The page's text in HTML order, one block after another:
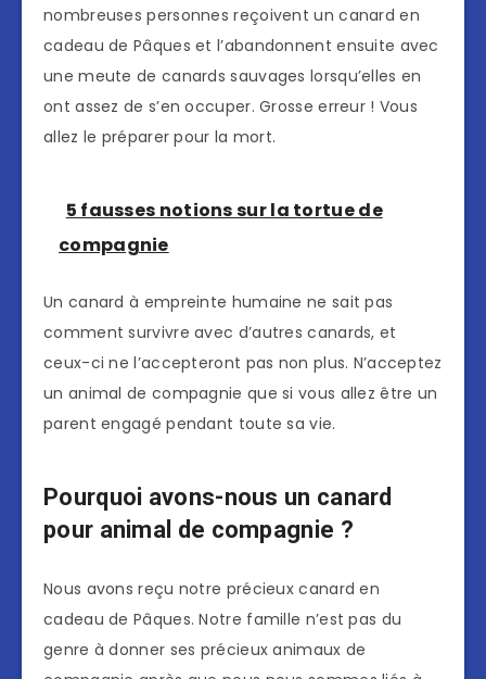
nombreuses personnes reçoivent un canard en
cadeau de Pâques et l’abandonnent ensuite avec
une meute de canards sauvages lorsqu’elles en
ont assez de s’en occuper. Grosse erreur ! Vous
allez le préparer pour la mort.
5 fausses notions sur la tortue de
compagnie
Un canard à empreinte humaine ne sait pas
comment survivre avec d’autres canards, et
ceux-ci ne l’accepteront pas non plus. N’acceptez
un animal de compagnie que si vous allez être un
parent engagé pendant toute sa vie.
Pourquoi avons-nous un canard
pour animal de compagnie ?
Nous avons reçu notre précieux canard en
cadeau de Pâques. Notre famille n’est pas du
genre à donner ses précieux animaux de